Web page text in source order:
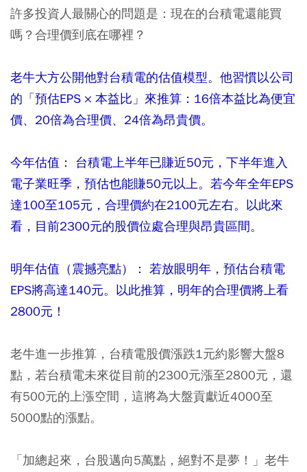
許多投資人最關心的問題是：現在的台積電還能買
嗎？合理價到底在哪裡？
老牛大方公開他對台積電的估值模型。他習慣以公司
的「預估EPS × 本益比」來推算：16倍本益比為便宜
價、20倍為合理價、24倍為昂貴價。
今年估值： 台積電上半年已賺近50元，下半年進入
電子業旺季，預估也能賺50元以上。若今年全年EPS
達100至105元，合理價約在2100元左右。以此來
看，目前2300元的股價位處合理與昂貴區間。
明年估值（震撼亮點）： 若放眼明年，預估台積電
EPS將高達140元。以此推算，明年的合理價將上看
2800元！
老牛進一步推算，台積電股價漲跌1元約影響大盤8
點，若台積電未來從目前的2300元漲至2800元，還
有500元的上漲空間，這將為大盤貢獻近4000至
5000點的漲點。
「加總起來，台股邁向5萬點，絕對不是夢！」老牛